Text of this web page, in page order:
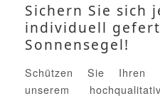
Sichern Sie sich
individuell
Sonnensegel!
Schützen Sie Ihren
unserem